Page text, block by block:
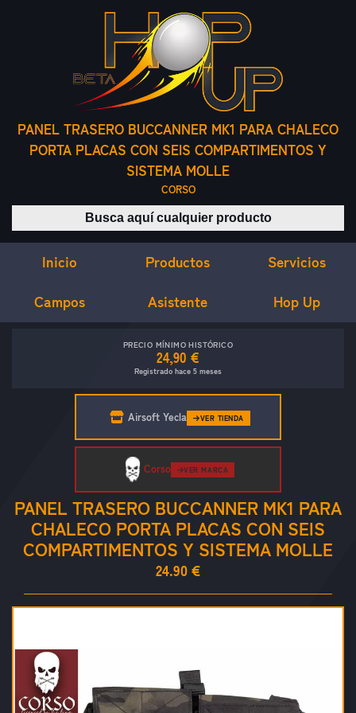
PANEL TRASERO BUCCANNER MK1 PARA CHALECO
PORTA PLACAS CON SEIS COMPARTIMENTOS Y
SISTEMA MOLLE
CORSO
Buscar productos
Inicio Productos Servicios
Campos Asistente Hop Up
PRECIO MÍNIMO HISTÓRICO
24,90 €
Registrado hace 5 meses
Airsoft Yecla VER TIENDA
PANEL TRASERO BUCCANNER MK1 PARA
CHALECO PORTA PLACAS CON SEIS
COMPARTIMENTOS Y SISTEMA MOLLE
24.90 €
Corso VER MARCA